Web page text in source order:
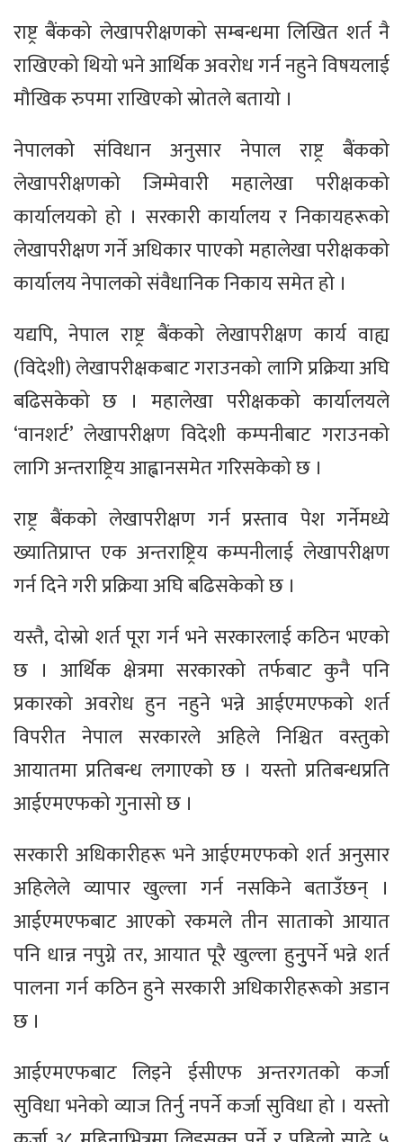
राष्ट्र बैंकको लेखापरीक्षणको सम्बन्धमा लिखित शर्त नै
राखिएको थियो भने आर्थिक अवरोध गर्न नहुने विषयलाई
मौखिक रुपमा राखिएको स्रोतले बतायो ।
नेपालको संविधान अनुसार नेपाल राष्ट्र बैंकको
लेखापरीक्षणको जिम्मेवारी महालेखा परीक्षकको
कार्यालयको हो । सरकारी कार्यालय र निकायहरूको
लेखापरीक्षण गर्ने अधिकार पाएको महालेखा परीक्षकको
कार्यालय नेपालको संवैधानिक निकाय समेत हो ।
यद्यपि, नेपाल राष्ट्र बैंकको लेखापरीक्षण कार्य वाह्य
(विदेशी) लेखापरीक्षकबाट गराउनको लागि प्रक्रिया अघि
बढिसकेको छ । महालेखा परीक्षकको कार्यालयले
‘वानशर्ट’ लेखापरीक्षण विदेशी कम्पनीबाट गराउनको
लागि अन्तराष्ट्रिय आह्वानसमेत गरिसकेको छ ।
राष्ट्र बैंकको लेखापरीक्षण गर्न प्रस्ताव पेश गर्नेमध्ये
ख्यातिप्राप्त एक अन्तराष्ट्रिय कम्पनीलाई लेखापरीक्षण
गर्न दिने गरी प्रक्रिया अघि बढिसकेको छ ।
यस्तै, दोस्रो शर्त पूरा गर्न भने सरकारलाई कठिन भएको
छ । आर्थिक क्षेत्रमा सरकारको तर्फबाट कुनै पनि
प्रकारको अवरोध हुन नहुने भन्ने आईएमएफको शर्त
विपरीत नेपाल सरकारले अहिले निश्चित वस्तुको
आयातमा प्रतिबन्ध लगाएको छ । यस्तो प्रतिबन्धप्रति
आईएमएफको गुनासो छ ।
सरकारी अधिकारीहरू भने आईएमएफको शर्त अनुसार
अहिलेले व्यापार खुल्ला गर्न नसकिने बताउँछन् ।
आईएमएफबाट आएको रकमले तीन साताको आयात
पनि धान्न नपुग्ने तर, आयात पूरै खुल्ला हुनुुपर्ने भन्ने शर्त
पालना गर्न कठिन हुने सरकारी अधिकारीहरूको अडान
छ ।
आईएमएफबाट लिइने ईसीएफ अन्तरगतको कर्जा
सुविधा भनेको व्याज तिर्नु नपर्ने कर्जा सुविधा हो । यस्तो